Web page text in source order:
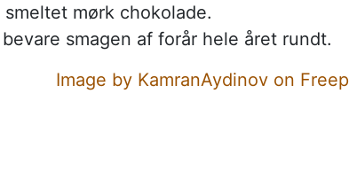
mørk chokolade.
smagen af forår hele året rundt.
Image by KamranAydinov on